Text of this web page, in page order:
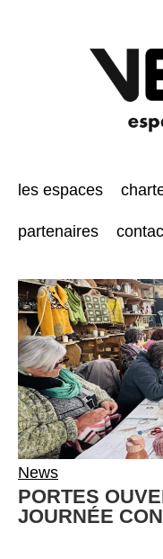
les espaces
partenaires
News
PORTES
JOURNÉE